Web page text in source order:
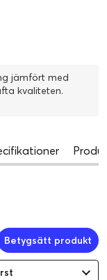
jämfört med
Betygsätt produkt